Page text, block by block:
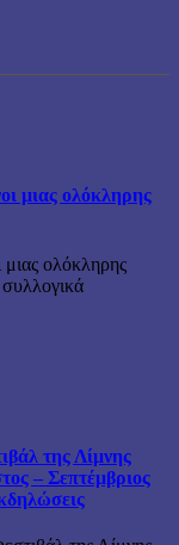
μιας ολόκληρης
μιας ολόκληρης
συλλογικά
της Λίμνης
– Σεπτέμβριος